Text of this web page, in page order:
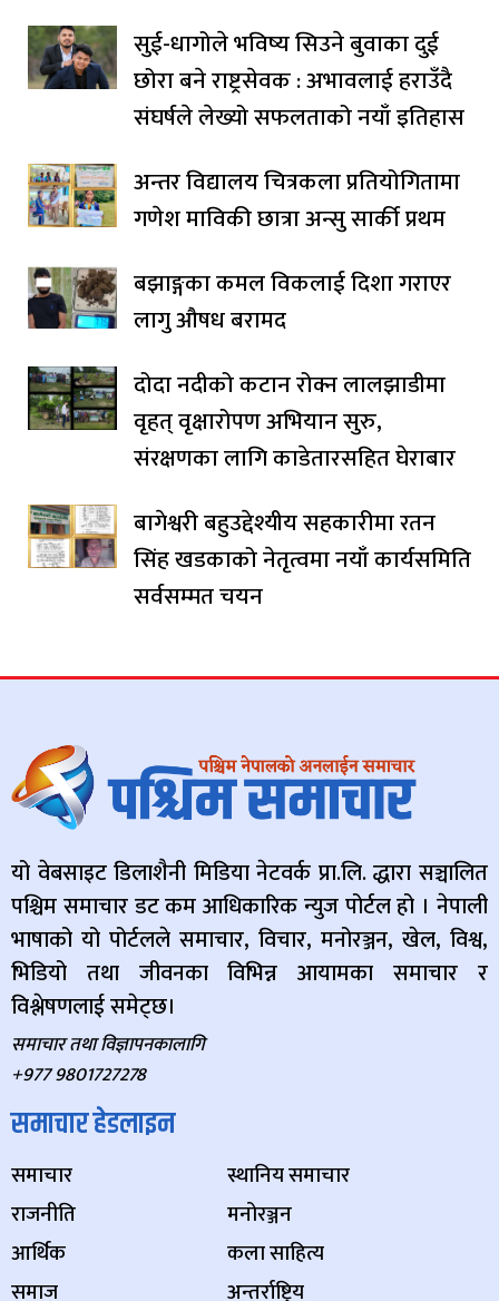
सुई-धागोले भविष्य सिउने बुवाका दुई
छोरा बने राष्ट्रसेवक : अभावलाई हराउँदै
संघर्षले लेख्यो सफलताको नयाँ इतिहास
अन्तर विद्यालय चित्रकला प्रतियोगितामा
गणेश माविकी छात्रा अन्सु सार्की प्रथम
बझाङ्गका कमल विकलाई दिशा गराएर
लागु औषध बरामद
दोदा नदीको कटान रोक्न लालझाडीमा
वृहत् वृक्षारोपण अभियान सुरु,
संरक्षणका लागि काडेतारसहित घेराबार
बागेश्वरी बहुउद्देश्यीय सहकारीमा रतन
सिंह खडकाको नेतृत्वमा नयाँ कार्यसमिति
सर्वसम्मत चयन
यो वेबसाइट डिलाशैनी मिडिया नेटवर्क प्रा.लि. द्धारा सञ्चालित
पश्चिम समाचार डट कम आधिकारिक न्युज पोर्टल हो । नेपाली
भाषाको यो पोर्टलले समाचार, विचार, मनोरञ्जन, खेल, विश्व,
भिडियो तथा जीवनका विभिन्न आयामका समाचार र
विश्लेषणलाई समेट्छ।
समाचार तथा विज्ञापनकालागि
+977 9801727278
समाचार हेडलाइन
समाचार
राजनीति
आर्थिक
समाज
स्थानिय समाचार
मनोरञ्जन
कला साहित्य
अन्तर्राष्ट्रिय